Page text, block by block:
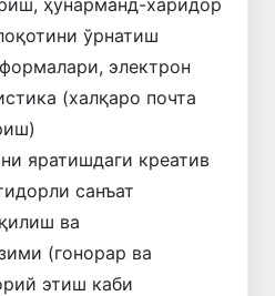
ўрнатиш
электрон
(халқаро почта
яратишдаги креатив
санъат
ва
(гонорар ва
этиш каби